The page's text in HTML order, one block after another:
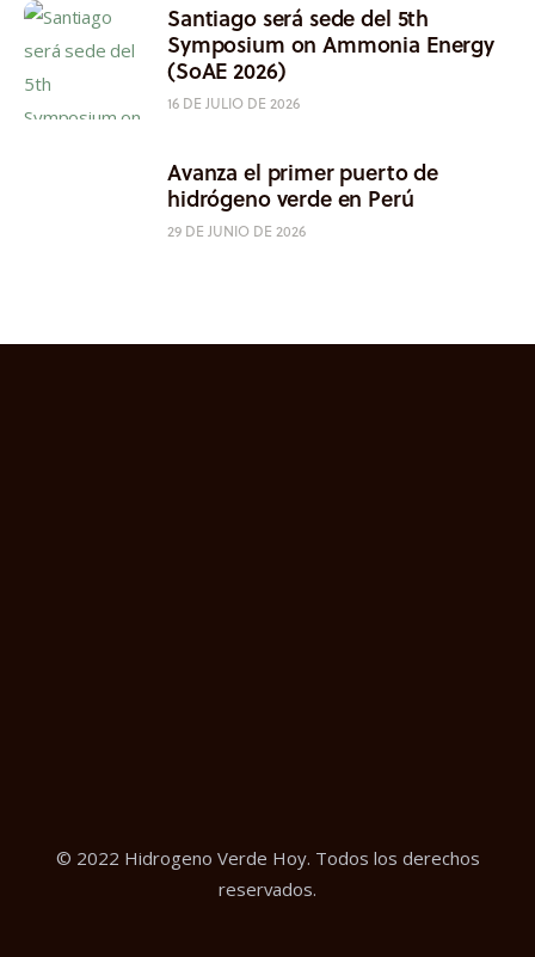
Santiago será sede del 5th
Symposium on Ammonia Energy
(SoAE 2026)
16 DE JULIO DE 2026
Avanza el primer puerto de
hidrógeno verde en Perú
29 DE JUNIO DE 2026
© 2022 Hidrogeno Verde Hoy. Todos los derechos
reservados.